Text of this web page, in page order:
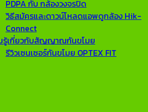
PDPA กับ กล้องวงจรปิด
วิธีสมัครและดาวน์โหลดแอพดูกล้อง Hik-
Connect
รู้เกี่ยวกับสัญญาณกันขโมย
รีวิวเซนเซอร์กันขโมย OPTEX FIT